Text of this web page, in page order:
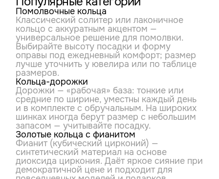
Помолвочные кольца
Классический солитер или лаконичное
кольцо с аккуратным акцентом —
универсальное решение для помолвки.
Выбирайте высоту посадки и форму
оправы под ежедневный комфорт; размер
лучше уточнить у ювелира или по таблице
размеров.
Кольца-дорожки
Дорожки — «рабочая» база: тонкие или
средние по ширине, уместны каждый день
и в комплекте с обручальным. На широких
шинках иногда берут размер с небольшим
запасом — учитывайте посадку.
Золотые кольца с фианитом
Фианит (кубический цирконий) —
синтетический материал на основе
диоксида циркония. Даёт яркое сияние при
демократичной цене и подходит для